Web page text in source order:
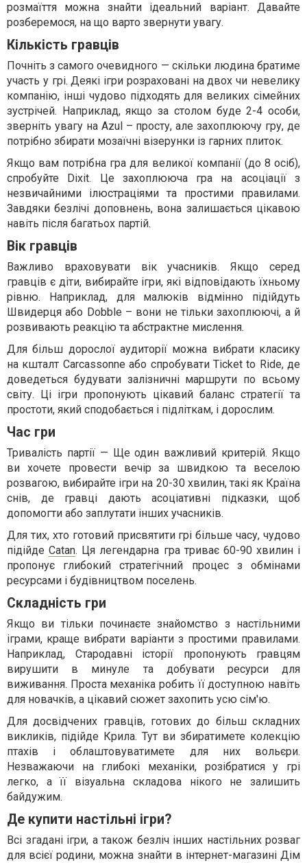
розмаїття можна знайти ідеальний варіант. Давайте
розберемося, на що варто звернути увагу.
Кількість гравців
Почніть з самого очевидного — скільки людина братиме
участь у грі. Деякі ігри розраховані на двох чи невелику
компанію, інші чудово підходять для великих сімейних
зустрічей. Наприклад, якщо за столом буде 2-4 особи,
зверніть увагу на Azul – просту, але захоплюючу гру, де
потрібно збирати мозаїчні візерунки із гарних плиток.
Якщо вам потрібна гра для великої компанії (до 8 осіб),
спробуйте Dixit. Це захоплююча гра на асоціації з
незвичайними ілюстраціями та простими правилами.
Завдяки безлічі доповнень, вона залишається цікавою
навіть після багатьох партій.
Вік гравців
Важливо враховувати вік учасників. Якщо серед
гравців є діти, вибирайте ігри, які відповідають їхньому
рівню. Наприклад, для малюків відмінно підійдуть
Швидерця або Dobble – вони не тільки захоплюючі, а й
розвивають реакцію та абстрактне мислення.
Для більш дорослої аудиторії можна вибрати класику
на кшталт Carcassonne або спробувати Ticket to Ride, де
доведеться будувати залізничні маршрути по всьому
світу. Ці ігри пропонують цікавий баланс стратегії та
простоти, який сподобається і підліткам, і дорослим.
Час гри
Тривалість партії — Ще один важливий критерій. Якщо
ви хочете провести вечір за швидкою та веселою
розвагою, вибирайте ігри на 20-30 хвилин, такі як Країна
снів, де гравці дають асоціативні підказки, щоб
допомогти або заплутати інших учасників.
Для тих, хто готовий присвятити грі більше часу, чудово
підійдеCatan. Ця легендарна гра триває 60-90 хвилин і
пропонує глибокий стратегічний процес з обмінами
ресурсами і будівництвом поселень.
Складність гри
Якщо ви тільки починаєте знайомство з настільними
іграми, краще вибрати варіанти з простими правилами.
Наприклад, Стародавні історії пропонують гравцям
вирушити в минуле та добувати ресурси для
виживання. Проста механіка робить її доступною навіть
для новачків, а цікавий сюжет захопить усю сім'ю.
Для досвідчених гравців, готових до більш складних
викликів, підійде Крила. Тут ви збиратимете колекцію
птахів і облаштовуватимете для них вольєри.
Незважаючи на глибокі механіки, розібратися у грі
легко, а її візуальна складова нікого не залишить
байдужим.
Де купити настільні ігри?
Всі згадані ігри, а також безліч інших настільних розваг
для всієї родини, можна знайти в інтернет-магазині Дім